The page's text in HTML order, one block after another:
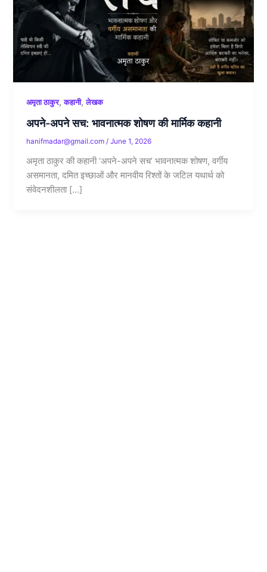
अमृता ठाकुर,कहानी,लेखक
अपने-अपने सच: भावनात्मक शोषण की मार्मिक कहानी
hanifmadar@gmail.com/June 1, 2026
अमृता ठाकुर की कहानी ‘अपने-अपने सच’ भावनात्मक शोषण, वर्गीय
असमानता, दमित इच्छाओं और मानवीय रिश्तों के जटिल यथार्थ को
संवेदनशीलता […]